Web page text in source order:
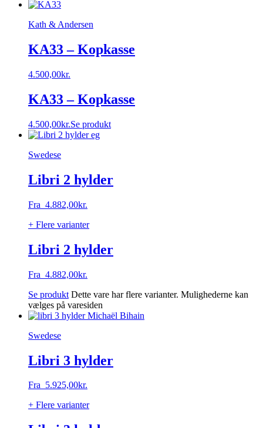
Kath & Andersen
KA33 – Kopkasse
4.500,00kr.
KA33 – Kopkasse
4.500,00kr.Se produkt
Swedese
Libri 2 hylder
Fra 4.882,00kr.
+ Flere varianter
Libri 2 hylder
Fra 4.882,00kr.
Se produkt Dette vare har flere varianter. Mulighederne kan
vælges på varesiden
Swedese
Libri 3 hylder
Fra 5.925,00kr.
+ Flere varianter